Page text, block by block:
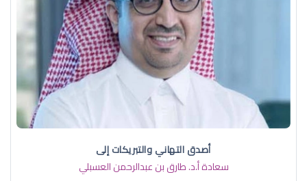
أصدق التهاني والتبريكات إلى
سعادة أ.د. ​طارق بن عبدالرحمن العسبلي